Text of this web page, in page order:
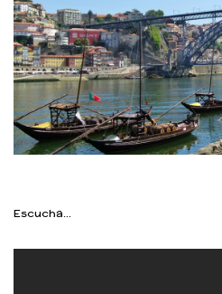
Escucha…